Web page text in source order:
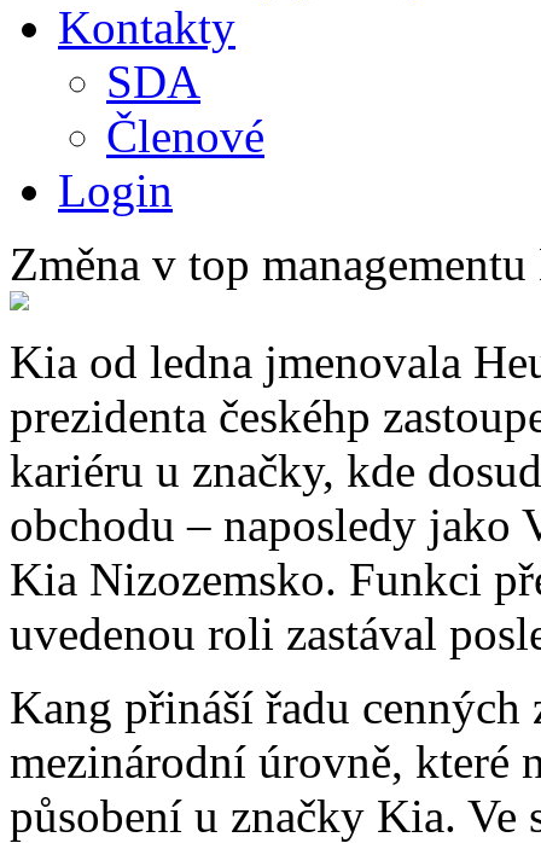
Kontakty
SDA
Členové
Login
Změna v top
Kia od ledna jmenovala
prezidenta českéhp
kariéru u značky, kde
obchodu – naposledy
Kia Nizozemsko. Funkci
uvedenou roli zastával
Kang přináší řadu
mezinárodní úrovně, které
působení u značky Kia. Ve